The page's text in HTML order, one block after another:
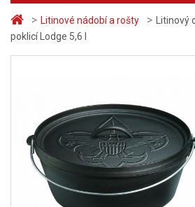
> Litinové nádobí a rošty >
poklicí Lodge 5,6 l